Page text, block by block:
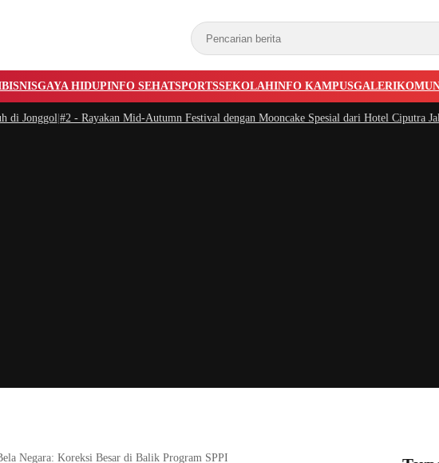
BISNISGAYA HIDUPINFO SEHATSPORTSSEKOLAHINFO KAMPUSGALERI
|#2 -Rayakan Mid-Autumn Festival dengan Mooncake Spesial dari Hotel Ciputra Jakarta|#3 -
Negara: Koreksi Besar di Balik Program SPPI